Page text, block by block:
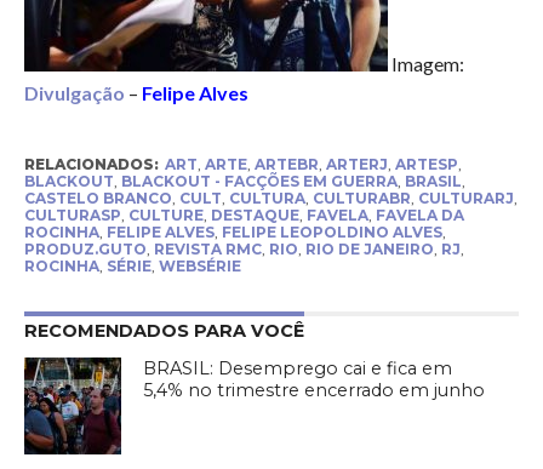
Imagem:
Divulgação – Felipe Alves
RELACIONADOS: ART, ARTE, ARTEBR, ARTERJ, ARTESP,
BLACKOUT, BLACKOUT - FACÇÕES EM GUERRA, BRASIL,
CASTELO BRANCO, CULT, CULTURA, CULTURABR, CULTURARJ,
CULTURASP, CULTURE, DESTAQUE, FAVELA, FAVELA DA
ROCINHA, FELIPE ALVES, FELIPE LEOPOLDINO ALVES,
PRODUZ.GUTO, REVISTA RMC, RIO, RIO DE JANEIRO, RJ,
ROCINHA, SÉRIE, WEBSÉRIE
RECOMENDADOS PARA VOCÊ
BRASIL: Desemprego cai e fica em
5,4% no trimestre encerrado em junho